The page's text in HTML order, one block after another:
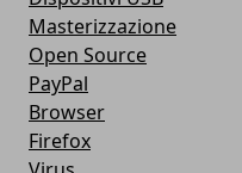
Masterizzazione
Open Source
PayPal
Browser
Firefox